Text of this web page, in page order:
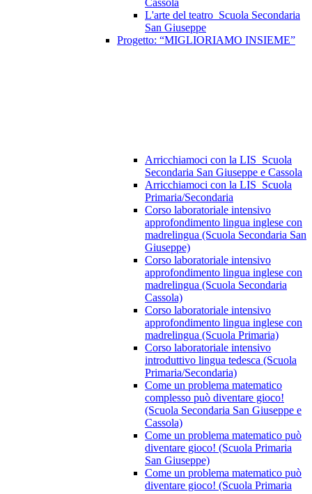
Cassola
L'arte del teatro_Scuola Secondaria
San Giuseppe
Progetto: “MIGLIORIAMO INSIEME”
Arricchiamoci con la LIS_Scuola
Secondaria San Giuseppe e Cassola
Arricchiamoci con la LIS_Scuola
Primaria/Secondaria
Corso laboratoriale intensivo
approfondimento lingua inglese con
madrelingua (Scuola Secondaria San
Giuseppe)
Corso laboratoriale intensivo
approfondimento lingua inglese con
madrelingua (Scuola Secondaria
Cassola)
Corso laboratoriale intensivo
approfondimento lingua inglese con
madrelingua (Scuola Primaria)
Corso laboratoriale intensivo
introduttivo lingua tedesca (Scuola
Primaria/Secondaria)
Come un problema matematico
complesso può diventare gioco!
(Scuola Secondaria San Giuseppe e
Cassola)
Come un problema matematico può
diventare gioco! (Scuola Primaria
San Giuseppe)
Come un problema matematico può
diventare gioco! (Scuola Primaria